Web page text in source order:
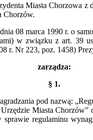
Miasta Chorzowa
Chorzów.
08 marca 1990 r. o
w związku zart. 39
r. Nr 223, poz. 1458)
zarządza:
§ 1.
pod nazwą:
Miasta Chorzów”
sprawie regulaminu